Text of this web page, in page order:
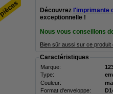
Découvrez l'imprimante
exceptionnelle !
Nous vous conseillons
Bien sûr aussi sur ce produit
Caractéristiques
Marque:
Type:
Couleur:
Format d'enveloppe: